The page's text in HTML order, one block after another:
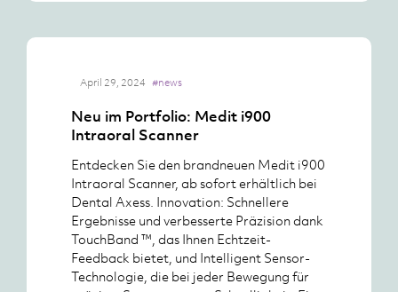
April 29, 2024 #news
Neu im Portfolio: Medit i900
Intraoral Scanner
Entdecken Sie den brandneuen Medit i900
Intraoral Scanner, ab sofort erhältlich bei
Dental Axess. Innovation: Schnellere
Ergebnisse und verbesserte Präzision dank
TouchBand ™, das Ihnen Echtzeit-
Feedback bietet, und Intelligent Sensor-
Technologie, die bei jeder Bewegung für